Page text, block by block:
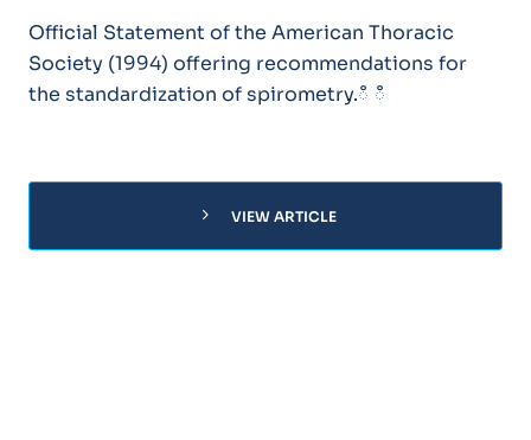
Official Statement of the American Thoracic
Society (1994) offering recommendations for
the standardization of spirometry.ഀ ഀ
chevron_right VIEW ARTICLE